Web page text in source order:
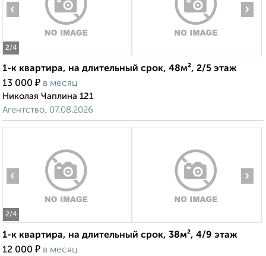
2/4
‹ ›
1-к квартира, на длительный срок, 48м², 2/5 этаж
13 000 ₽ в месяц
Николая Чаплина 121
Агентство, 07.08.2026
2/4
‹ ›
1-к квартира, на длительный срок, 38м², 4/9 этаж
12 000 ₽ в месяц